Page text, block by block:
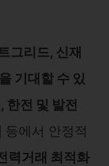
그리드, 신재
기대할 수 있
한전 및 발전
등에서 안정적
력거래 최적화